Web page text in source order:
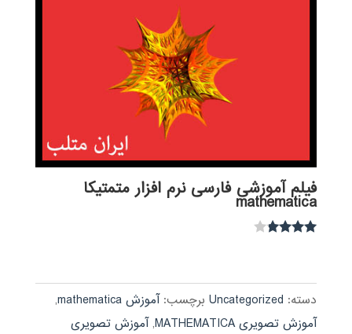
فیلم آموزشی فارسی نرم افزار متمتیکا
mathematica
دسته: Uncategorized برچسب:آموزش mathematica
,
آموزش تصویری MATHEMATICA
,آموزش تصویری